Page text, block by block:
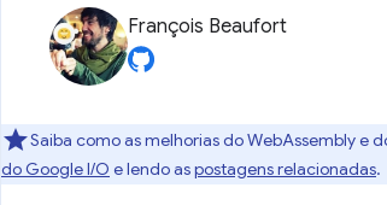
François Beaufort
Saiba como as melhorias do WebAssembly e
do Google I/O e lendo aspostagens relacionadas.